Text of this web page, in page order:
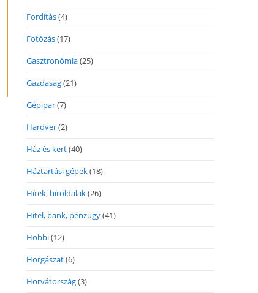
Fordítás(4)
Fotózás(17)
Gasztronómia(25)
Gazdaság(21)
Gépipar(7)
Hardver(2)
Ház és kert(40)
Háztartási gépek(18)
Hírek, híroldalak(26)
Hitel, bank, pénzügy(41)
Hobbi(12)
Horgászat(6)
Horvátország(3)